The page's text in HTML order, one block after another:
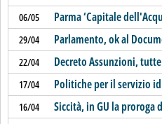
06/05 Parma ‘Capitale
29/04 Parlamento, ok al
22/04 Decreto Assunzioni,
17/04 Politiche per il servizio
16/04 Siccità, in GU la proroga